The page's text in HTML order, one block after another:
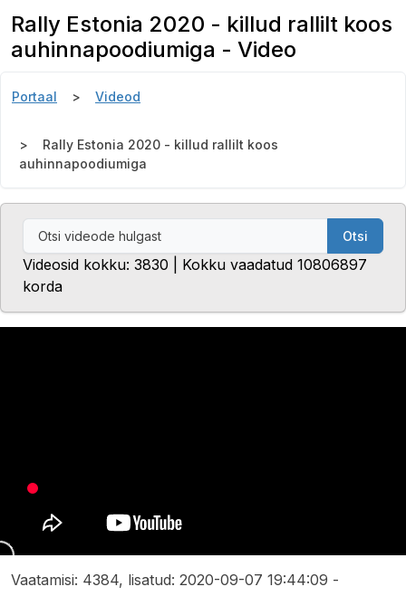
Rally Estonia 2020 - killud rallilt koos
auhinnapoodiumiga - Video
Portaal Videod
Rally Estonia 2020 - killud rallilt koos
auhinnapoodiumiga
Otsi
Videosid kokku: 3830 | Kokku vaadatud 10806897
korda
Vaatamisi: 4384, lisatud: 2020-09-07 19:44:09 -